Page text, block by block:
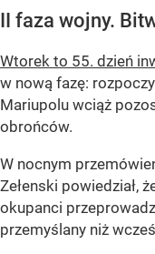
II faza wojny.
Wtorek to 55. dzień
w nową fazę:
Mariupolu wciąż
obrońców.
W nocnym
Zełenski powiedział,
okupanci
przemyślany niż